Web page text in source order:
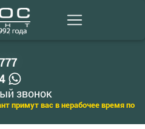
звонок
примут вас в нерабочее время по